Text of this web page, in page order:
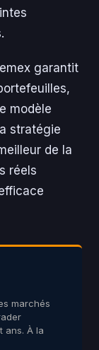
garantit
modèle
stratégie
de la
réels
marchés
ans. À la